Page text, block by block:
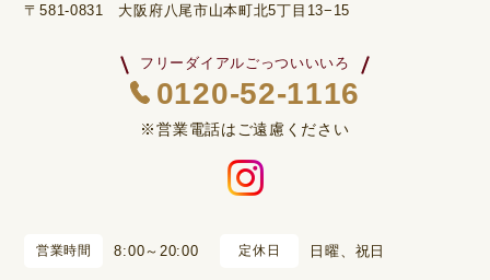
〒581-0831 大阪府八尾市山本町北5丁目13−15
フリーダイアルごっついいいろ
0120-52-1116
※営業電話はご遠慮ください
営業時間 8:00～20:00 定休日 日曜、祝日